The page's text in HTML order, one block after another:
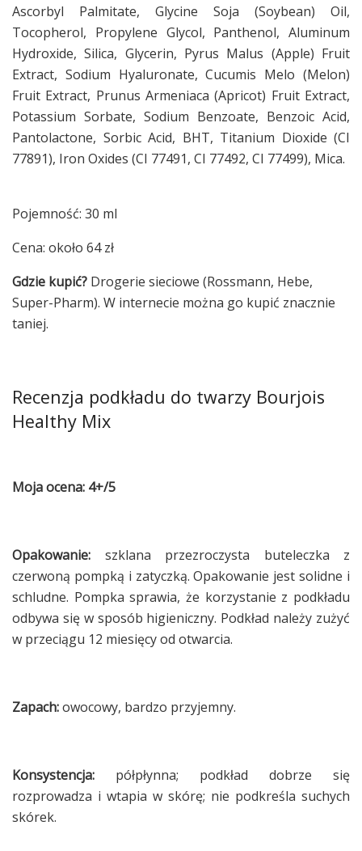
Ascorbyl Palmitate, Glycine Soja (Soybean) Oil,
Tocopherol, Propylene Glycol, Panthenol, Aluminum
Hydroxide, Silica, Glycerin, Pyrus Malus (Apple) Fruit
Extract, Sodium Hyaluronate, Cucumis Melo (Melon)
Fruit Extract, Prunus Armeniaca (Apricot) Fruit Extract,
Potassium Sorbate, Sodium Benzoate, Benzoic Acid,
Pantolactone, Sorbic Acid, BHT, Titanium Dioxide (CI
77891), Iron Oxides (CI 77491, CI 77492, CI 77499), Mica.
Pojemność: 30 ml
Cena: około 64 zł
Gdzie kupić? Drogerie sieciowe (Rossmann, Hebe,
Super-Pharm). W internecie można go kupić znacznie
taniej.
Recenzja podkładu do twarzy Bourjois
Healthy Mix
Moja ocena: 4+/5
Opakowanie: szklana przezroczysta buteleczka z
czerwoną pompką i zatyczką. Opakowanie jest solidne i
schludne. Pompka sprawia, że korzystanie z podkładu
odbywa się w sposób higieniczny. Podkład należy zużyć
w przeciągu 12 miesięcy od otwarcia.
Zapach:owocowy, bardzo przyjemny.
Konsystencja: półpłynna; podkład dobrze się
rozprowadza i wtapia w skórę; nie podkreśla suchych
skórek.